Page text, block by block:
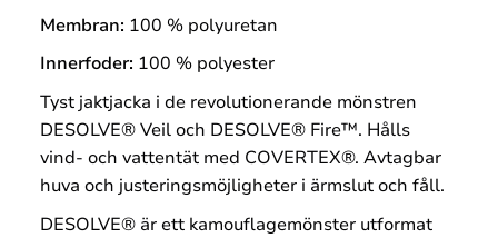
Membran: 100 % polyuretan
Innerfoder: 100 % polyester
Tyst jaktjacka i de revolutionerande mönstren
DESOLVE® Veil och DESOLVE® Fire™. Hålls
vind- och vattentät med COVERTEX®. Avtagbar
huva och justeringsmöjligheter i ärmslut och fåll.
DESOLVE® är ett kamouflagemönster utformat